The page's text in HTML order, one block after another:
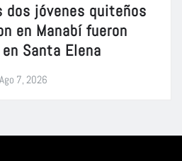
dos jóvenes quiteños
en Manabí fueron
Santa Elena
Ago 7, 2026